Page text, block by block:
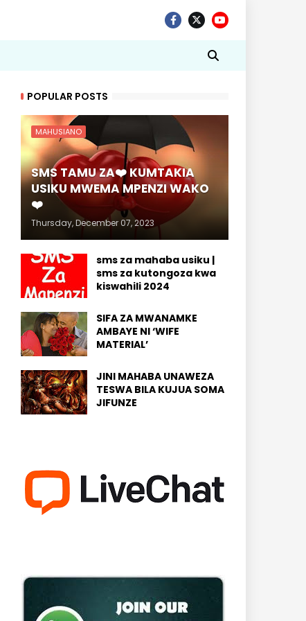
POPULAR POSTS
MAHUSIANO
SMS TAMU ZA❤️ KUMTAKIA
USIKU MWEMA MPENZI WAKO
❤️
Thursday, December 07, 2023
sms za mahaba usiku |
sms za kutongoza kwa
kiswahili 2024
SIFA ZA MWANAMKE
AMBAYE NI ‘WIFE
MATERIAL’
JINI MAHABA UNAWEZA
TESWA BILA KUJUA SOMA
JIFUNZE